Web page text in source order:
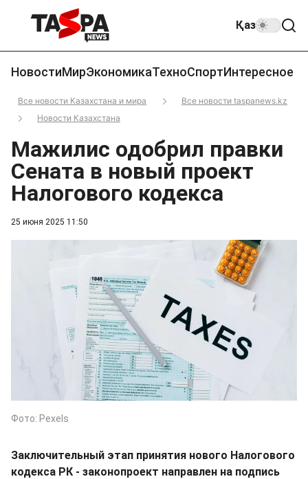
Қаз
НовостиМирЭкономикаТехноСпортИнтересное
Все новости Казахстана и мира
Все новости taspanews.kz
Новости Казахстана
25 июня 2025 11:50
Мажилис одобрил правки
Сената в новый проект
Налогового кодекса
Фото: Pexels
Заключительный этап принятия нового Налогового
кодекса РК - законопроект направлен на подпись